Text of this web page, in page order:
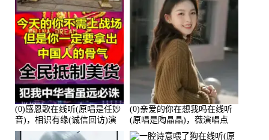
(0)感恩歌在线听(原唱是任妙
音)，相识有缘(诚信回访)演
唱点播:161288次
(0)亲爱的你在想我吗在线听
(原唱是陶晶晶)，薇演唱点
播:159722次